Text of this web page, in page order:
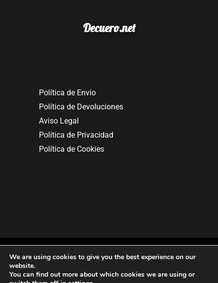
Decuero.net
Política de Envío
Política de Devoluciones
Aviso Legal
Política de Privacidad
Política de Cookies
Copyright © 2025. All rights reserved.
We are using cookies to give you the best experience on our
website.
You can find out more about which cookies we are using or